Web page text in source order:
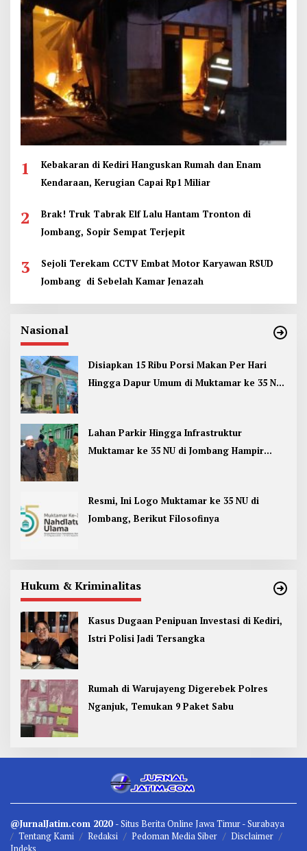
1
Kebakaran di Kediri Hanguskan Rumah dan Enam
Kendaraan, Kerugian Capai Rp1 Miliar
2
Brak! Truk Tabrak Elf Lalu Hantam Tronton di
Jombang, Sopir Sempat Terjepit
3
Sejoli Terekam CCTV Embat Motor Karyawan RSUD
Jombang di Sebelah Kamar Jenazah
Nasional
Disiapkan 15 Ribu Porsi Makan Per Hari
Hingga Dapur Umum di Muktamar ke 35 NU
Lahan Parkir Hingga Infrastruktur
Muktamar ke 35 NU di Jombang Hampir
Resmi, Ini Logo Muktamar ke 35 NU di
Jombang, Berikut Filosofinya
Hukum & Kriminalitas
Kasus Dugaan Penipuan Investasi di Kediri,
Istri Polisi Jadi Tersangka
Rumah di Warujayeng Digerebek Polres
Nganjuk, Temukan 9 Paket Sabu
@JurnalJatim.com 2020 - Situs BeritaOnline Jawa Timur -Surabaya
Tentang Kami
Redaksi Pedoman Media Siber
Disclaimer
Indeks